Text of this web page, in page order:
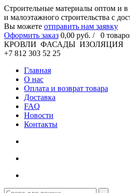
Cтроительные материалы оптом и в
и малоэтажного строительства с
Вы можете отправить нам заявку
Оформить заказ 0,00 руб. / 0
КРОВЛИ ФАСАДЫ ИЗОЛЯЦИЯ
+7 812 303 52 25
Главная
О нас
Оплата и возврат товара
Доставка
FAQ
Новости
Контакты